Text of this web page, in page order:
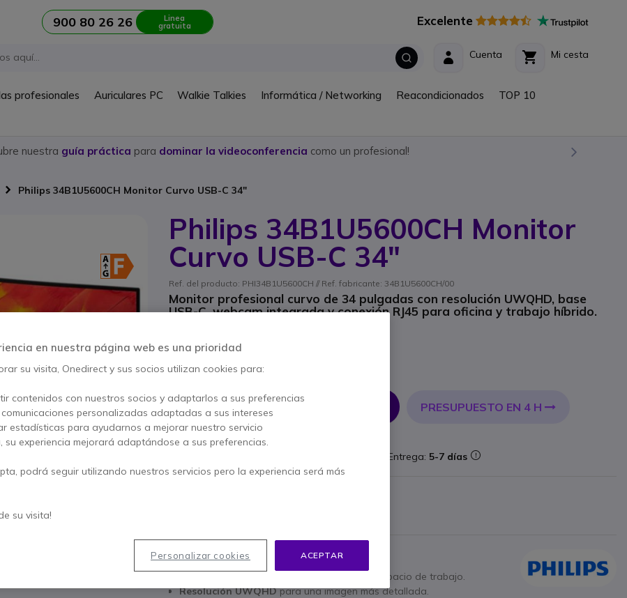
900 80 26 26 Linea
gratuita Excelente
Mi cesta
Cuenta
profesionales Auriculares PC Walkie Talkies Informática / Networking Reacondicionados TOP 10
nuestra guía práctica para dominar la videoconferencia como un profesional!
Philips 34B1U5600CH Monitor Curvo USB-C 34"
Philips 34B1U5600CH Monitor
Curvo USB-C 34"
Ref. del producto: PHI34B1U5600CH // Ref. fabricante: 34B1U5600CH/00
Monitor profesional curvo de 34 pulgadas con resolución UWQHD, base
USB-C, webcam integrada y conexión RJ45 para oficina y trabajo híbrido.
579,95 €
527,95 € s/Iva- 638,82 €
Cantidad
PRESUPUESTO EN 4 H
No está disponible
Entrega: 5-7 días
Características principales
para más espacio de trabajo.
Resolución UWQHDpara una imagen más detallada.
en nuestra página web es una prioridad
su visita, Onedirect y sus socios utilizan cookies para:
contenidos con nuestros socios y adaptarlos a sus preferencias
personalizadas adaptadas a sus intereses
estadísticas para ayudarnos a mejorar nuestro servicio
su experiencia mejorará adaptándose a sus preferencias.
podrá seguir utilizando nuestros servicios pero la experiencia será más
su visita!
ACEPTAR
Personalizar cookies